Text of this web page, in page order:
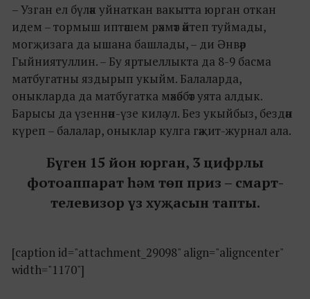
– Узган ел бүләк уйнаткан вакытта юрган откан
идем – тормыш иптәшем рәхмәт әйтеп туймады,
могҗизага да ышана башлады, – ди Әнвәр
Гыйниятуллин. – Бу яртыеллыкта да 8-9 басма
матбугатны яздырып укыйм. Балаларда,
оныкларда да матбугатка мәхәббәт уята алдык.
Барысы да үзеннән-үзе килә ул. Без укыйбыз, бездән
күреп – балалар, оныклар кулга гәҗит-журнал ала.
Бүген 15 йон юрган, 3 цифрлы
фотоаппарат һәм төп приз – смарт-
телевизор үз хуҗасын тапты.
[caption id="attachment_29098" align="aligncenter"
width="1170"]